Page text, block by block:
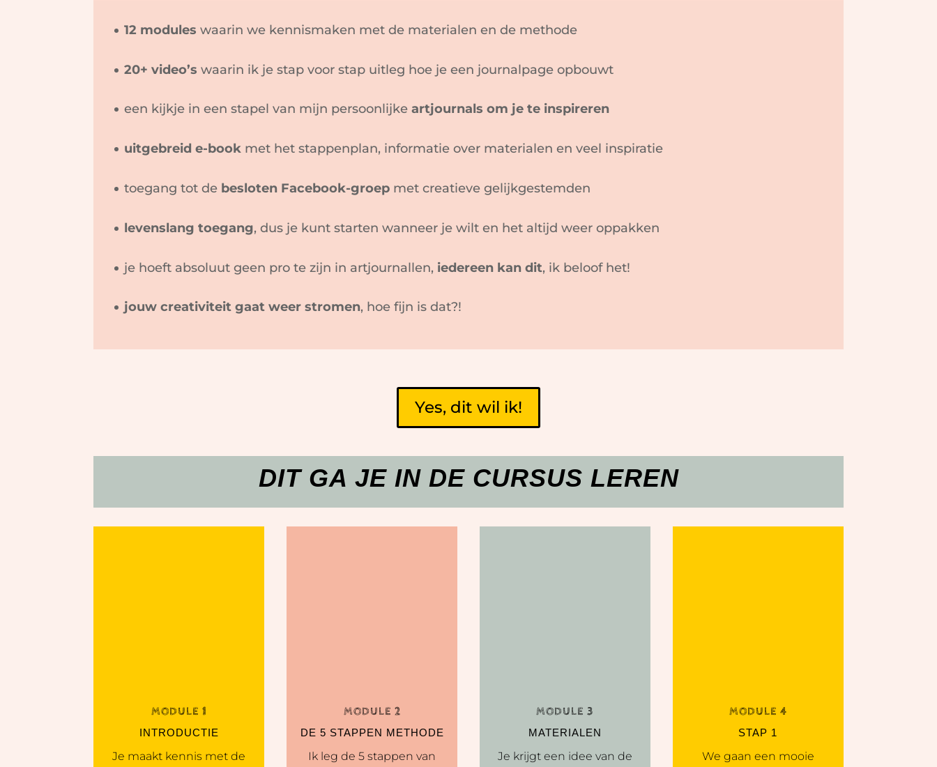
12 modules waarin we kennismaken met de materialen en de methode
20+ video’s waarin ik je stap voor stap uitleg hoe je een journalpage opbouwt
een kijkje in een stapel van mijn persoonlijkeartjournals om je te inspireren
uitgebreid e-book met het stappenplan, informatie over materialen en veel inspiratie
toegang tot de besloten Facebook-groep met creatieve gelijkgestemden
levenslang toegang, dus je kunt starten wanneer je wilt en het altijd weer oppakken
je hoeft absoluut geen pro te zijn in artjournallen, iedereen kan dit, ik beloof het!
jouw creativiteit gaat weer stromen, hoe fijn is dat?!
Yes, dit wil ik!
DIT GA JE IN DE CURSUS LEREN
MODULE 1
INTRODUCTIE
Je maakt kennis met de
MODULE 2
DE 5 STAPPEN METHODE
Ik leg de 5 stappen van
MODULE 3
MATERIALEN
Je krijgt een idee van de
MODULE 4
STAP 1
We gaan een mooie